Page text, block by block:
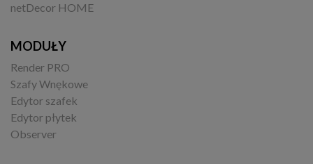
netDecor HOME
MODUŁY
Render PRO
Szafy Wnękowe
Edytor szafek
Edytor płytek
Observer